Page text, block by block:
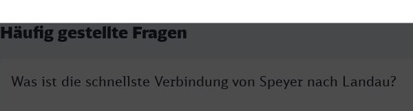
Häufig gestellte Fragen
Was ist die schnellste Verbindung von Speyer nach Landau?